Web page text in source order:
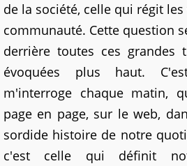
de la société, celle qui régit
communauté. Cette question
derrière toutes ces grandes
évoquées plus haut.
m'interroge chaque matin,
page en page, sur le web,
sordide histoire de notre
c'est celle qui définit